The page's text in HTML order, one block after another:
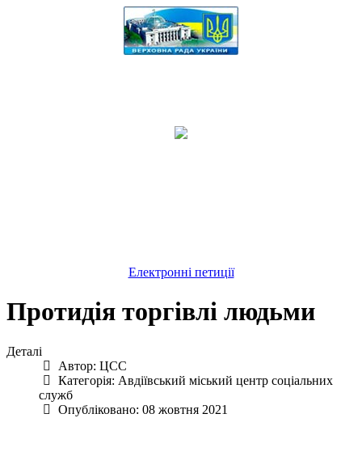
Електронні петиції
Протидія торгівлі людьми
Деталі
Автор: ЦСС
Категорія: Авдіївський міський центр соціальних
служб
Опубліковано: 08 жовтня 2021